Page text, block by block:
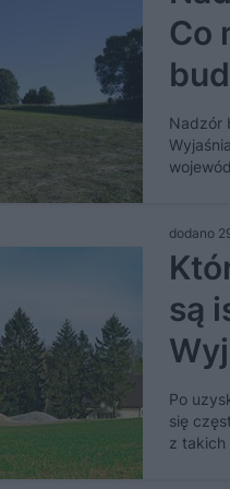
Co
Nadzór
dodano
są
Po
się
z